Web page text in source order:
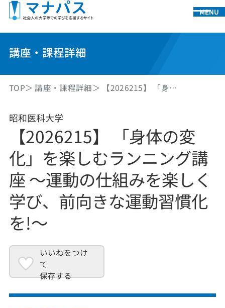
MENU
講座・課程詳細
TOP 講座・課程詳細 【2026215】 「身…
昭和医科大学
【2026215】 「身体の変
化」を楽しむランニング講
座 ～運動の仕組みを楽しく
学び、前向きな運動習慣化
を!～
いいねをつけ
て
保存する